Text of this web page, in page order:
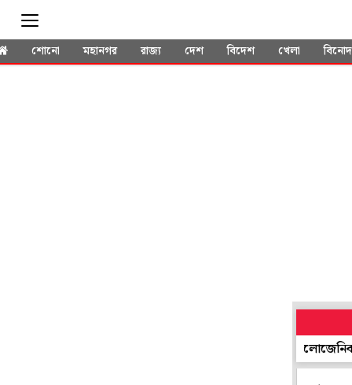
শোনো মহানগর রাজ্য দেশ বিদেশ খেলা
হাঁটুর ক্ষয়জনিত ব্যথায় নতুন দিশা: PRP-এর পরে অ্যালোজেনিক স্টেম